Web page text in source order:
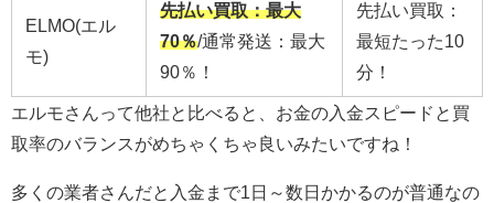
ELMO(エル
モ)
先払い買取：最大
70％/通常発送：最大
90％！
先払い買取：
最短たった10
分！
エルモさんって他社と比べると、お金の入金スピードと買
取率のバランスがめちゃくちゃ良いみたいですね！
多くの業者さんだと入金まで1日～数日かかるのが普通なの